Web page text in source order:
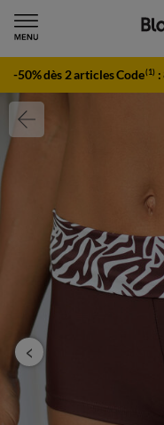
-50% dès 2 articles Code(1) :